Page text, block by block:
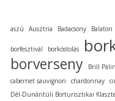
aszú Ausztria Badacsony Balaton
borfesztivál borkóstolás
borverseny Brill
cabernet sauvignon chardonnay
Dél-Dunántúli Borturisztikai